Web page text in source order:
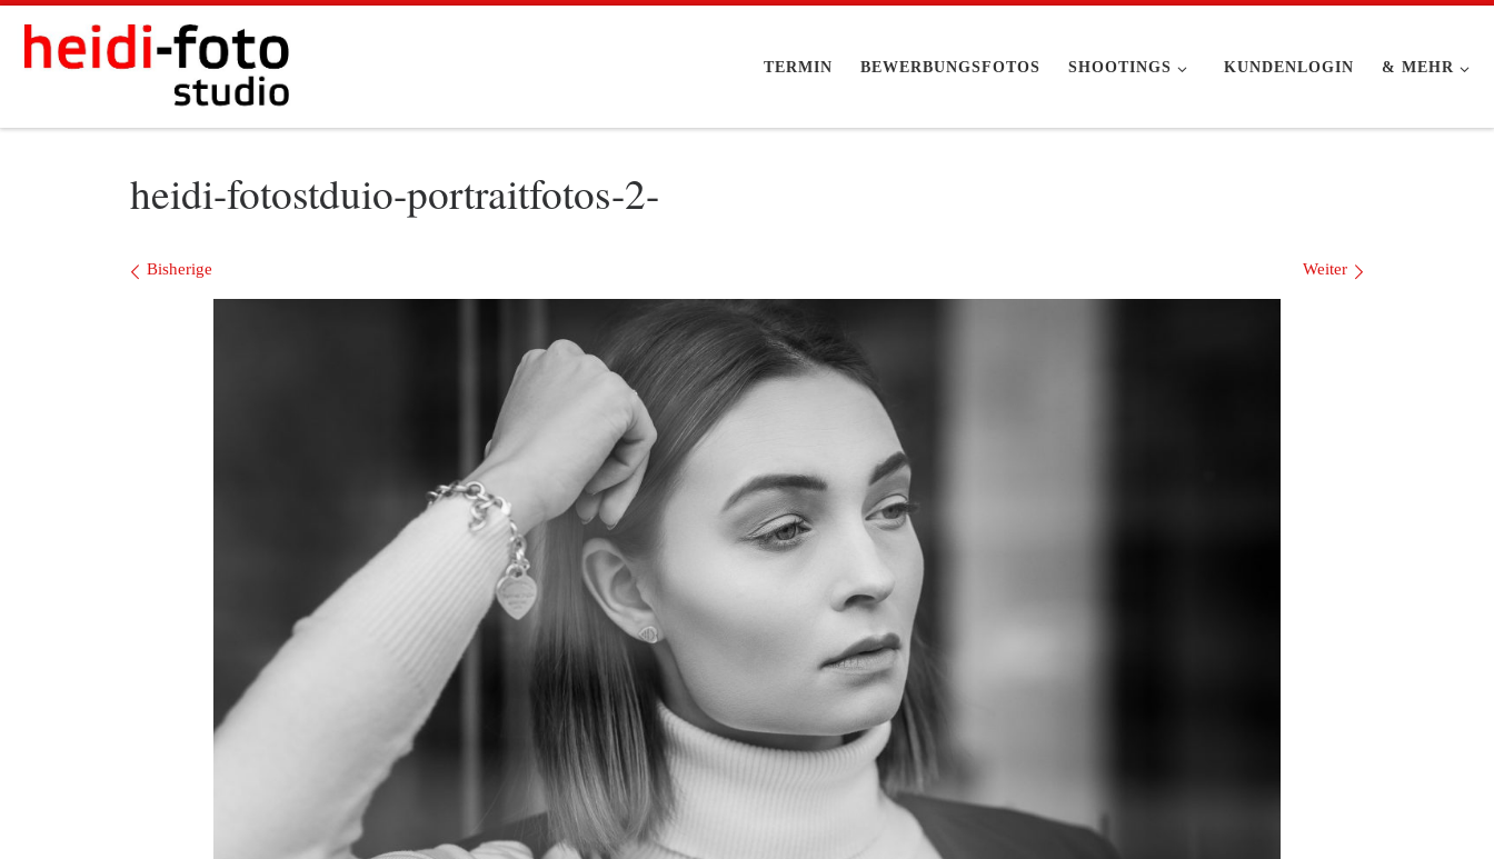
Zum Inhalt springen
TERMIN BEWERBUNGSFOTOS SHOOTINGS KUNDENLOGIN & MEHR
heidi-fotostduio-portraitfotos-2-
Bilder Navigation
Bisherige Weiter